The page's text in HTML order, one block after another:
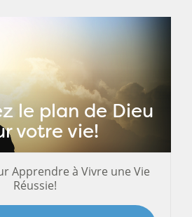
le plan de Dieu
votre vie!
Apprendre à Vivre une Vie
Réussie!